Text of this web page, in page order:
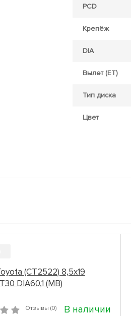
PCD
Крепёж
DIA
Вылет (ET)
Тип диска
Цвет
(CT2522) 8,5x19
DIA60,1 (MB)
Отзывы (0) В наличии